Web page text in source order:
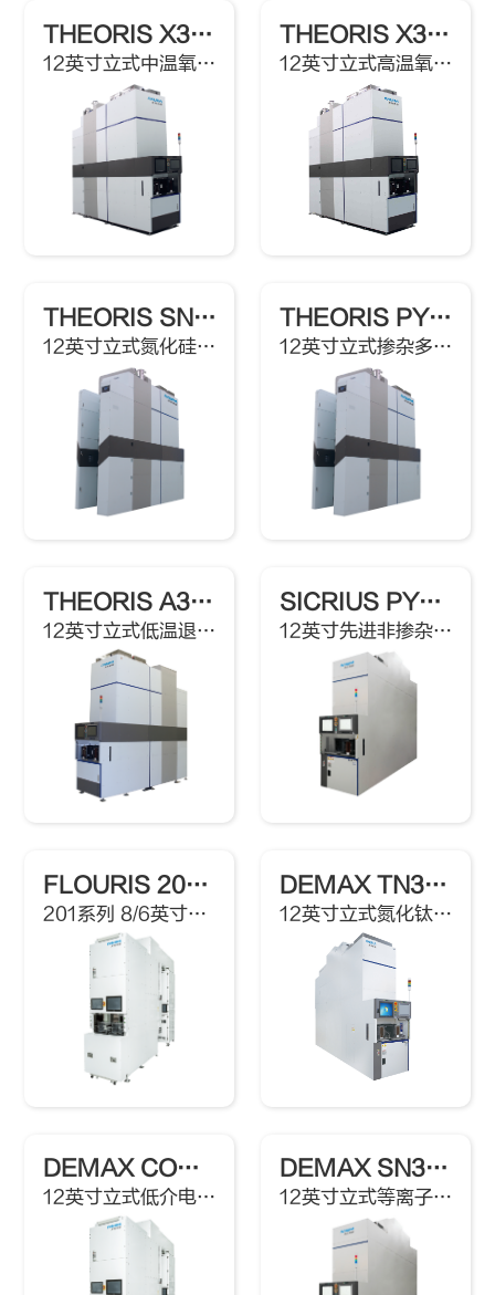
THEORIS X302P
12英寸立式中温氧化炉
THEORIS X302H
12英寸立式高温氧化炉
THEORIS SN302D Adv
12英寸立式氮化硅低压化学气相沉积炉
THEORIS PY302D
12英寸立式掺杂多晶硅低压化学气相沉积炉
THEORIS A302L
12英寸立式低温退火炉
SICRIUS PY302U
12英寸先进非掺杂多晶硅低压化学气相沉积炉
FLOURIS 201系列
201系列 8/6英寸立式炉
DEMAX TN302T
12英寸立式氮化钛原子层沉积炉
DEMAX CON302X
12英寸立式低介电常数原子层沉积炉
DEMAX SN302P
12英寸立式等离子体增强氮化硅原子层沉积炉